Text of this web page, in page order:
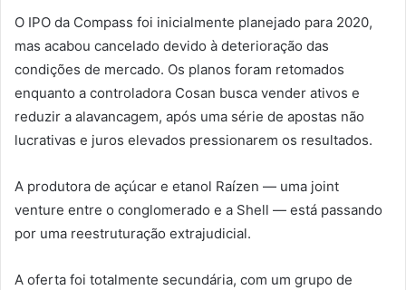
O IPO da Compass foi inicialmente planejado para 2020,
mas acabou cancelado devido à deterioração das
condições de mercado. Os planos foram retomados
enquanto a controladora Cosan busca vender ativos e
reduzir a alavancagem, após uma série de apostas não
lucrativas e juros elevados pressionarem os resultados.
A produtora de açúcar e etanol Raízen — uma joint
venture entre o conglomerado e a Shell — está passando
por uma reestruturação extrajudicial.
A oferta foi totalmente secundária, com um grupo de